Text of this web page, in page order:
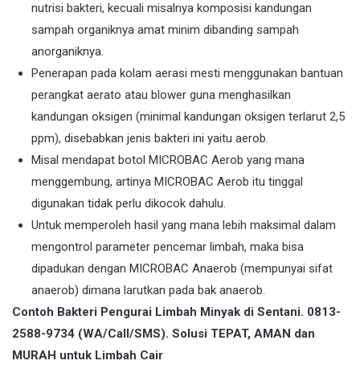
nutrisi bakteri, kecuali misalnya komposisi kandungan
sampah organiknya amat minim dibanding sampah
anorganiknya.
Penerapan pada kolam aerasi mesti menggunakan bantuan
perangkat aerato atau blower guna menghasilkan
kandungan oksigen (minimal kandungan oksigen terlarut 2,5
ppm), disebabkan jenis bakteri ini yaitu aerob.
Misal mendapat botol MICROBAC Aerob yang mana
menggembung, artinya MICROBAC Aerob itu tinggal
digunakan tidak perlu dikocok dahulu.
Untuk memperoleh hasil yang mana lebih maksimal dalam
mengontrol parameter pencemar limbah, maka bisa
dipadukan dengan MICROBAC Anaerob (mempunyai sifat
anaerob) dimana larutkan pada bak anaerob.
Contoh Bakteri Pengurai Limbah Minyak di Sentani. 0813-
2588-9734 (WA/Call/SMS). Solusi TEPAT, AMAN dan
MURAH untuk Limbah Cair